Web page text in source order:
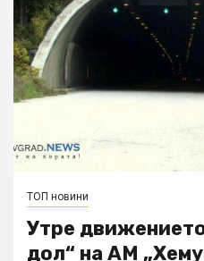
ТОП новини
Утре
дол“ на АМ